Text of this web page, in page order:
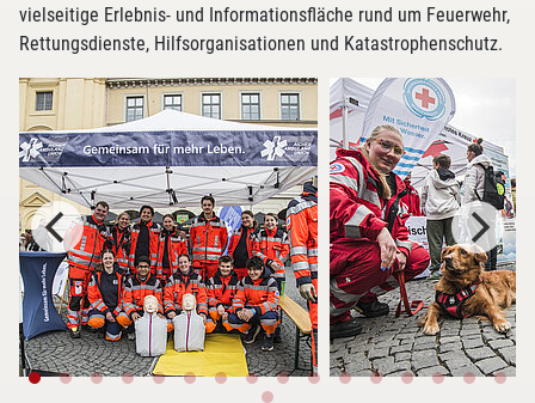
vielseitige Erlebnis- und Informationsfläche rund um Feuerwehr,
Rettungsdienste, Hilfsorganisationen und Katastrophenschutz.